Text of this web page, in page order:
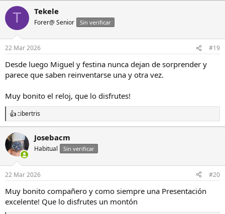
T Tekele
Forer@ Senior Sin verificar
22 Mar 2026 #19
Desde luego Miguel y festina nunca dejan de sorprender y
parece que saben reinventarse una y otra vez.
Muy bonito el reloj, que lo disfrutes!
R
e
a
c
c
o
n
e
s
cibertris
Josebacm
Habitual Sin verificar
22 Mar 2026 #20
Muy bonito compañero y como siempre una Presentación
excelente! Que lo disfrutes un montón